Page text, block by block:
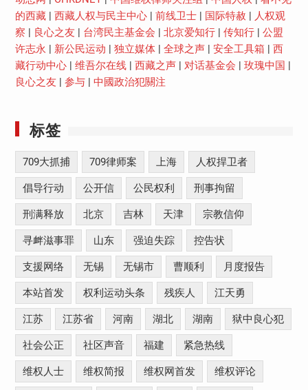
的西藏| 西藏人权与民主中心| 前线卫士| 国际特赦
人权观
察
良心之友 台湾民主基金会 北京爱知行| 传知行| 公盟
许志永
新公民运动 独立媒体| 全球之声| 安全工具箱
西
藏行动中心| 维吾尔在线| 西藏之声| 对话基金会 玫瑰中国
良心之友
参与| 中國政治犯關注
标签
709大抓捕 709律师案 上海 人权捍卫者
倡导行动 公开信 公民权利 刑事拘留
刑满释放 北京 吉林 天津 宗教信仰
寻衅滋事罪 山东 强迫失踪 控告状
支援网络 无锡 无锡市 曹顺利 月度报告
本站首发 权利运动头条 残疾人 江天勇
江苏 江苏省 河南 湖北 湖南 狱中良心犯
社会公正 社区声音 福建 紧急热线
维权人士 维权简报 维权网首发 维权评论